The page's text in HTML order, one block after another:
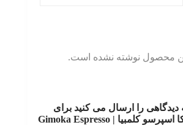
محصول نوشته نشده است.
دیدگاهی را ارسال می کنید برای
“کپسول قهوه جیموکا اسپرسو کلمبیا | Gimoka Espresso